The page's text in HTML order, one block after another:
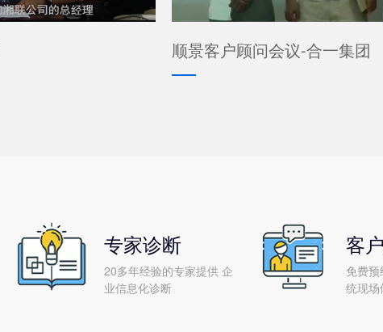
顺景客户顾问会议-合一集团
专家诊断
20多年经验的专家提供 企
业信息化诊断
客
免费
统现场